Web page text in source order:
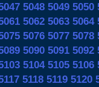
5048 5049 5050
5062 5063 5064
5076 5077 5078
5090 5091 5092
5104 5105 5106
5118 5119 5120